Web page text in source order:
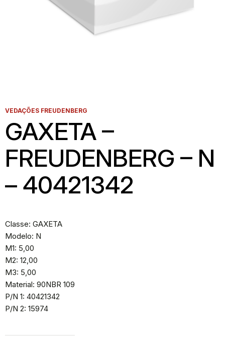
VEDAÇÕES FREUDENBERG
GAXETA –
FREUDENBERG – N
– 40421342
Classe: GAXETA
Modelo: N
M1: 5,00
M2: 12,00
M3: 5,00
Material: 90NBR 109
P/N 1: 40421342
P/N 2: 15974